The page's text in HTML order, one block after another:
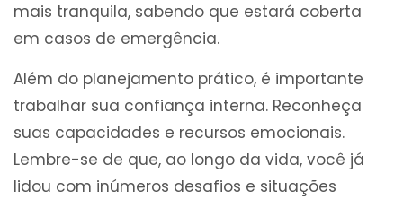
mais tranquila, sabendo que estará coberta
em casos de emergência.
Além do planejamento prático, é importante
trabalhar sua confiança interna. Reconheça
suas capacidades e recursos emocionais.
Lembre-se de que, ao longo da vida, você já
lidou com inúmeros desafios e situações